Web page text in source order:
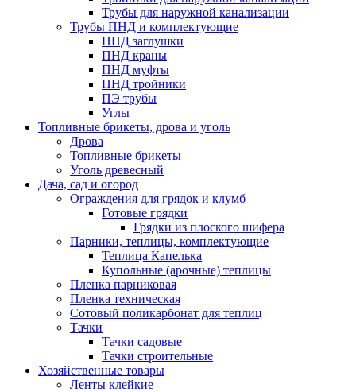
Трубы для наружной канализации
Трубы ПНД и комплектующие
ПНД заглушки
ПНД краны
ПНД муфты
ПНД тройники
ПЭ трубы
Углы
Топливные брикеты, дрова и уголь
Дрова
Топливные брикеты
Уголь древесный
Дача, сад и огород
Ограждения для грядок и клумб
Готовые грядки
Грядки из плоского шифера
Парники, теплицы, комплектующие
Теплица Капелька
Купольные (арочные) теплицы
Пленка парниковая
Пленка техническая
Сотовый поликарбонат для теплиц
Тачки
Тачки садовые
Тачки строительные
Хозяйственные товары
Ленты клейкие